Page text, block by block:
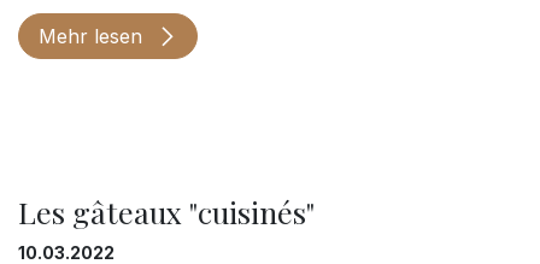
Mehr lesen
Les gâteaux "cuisinés"
10.03.2022